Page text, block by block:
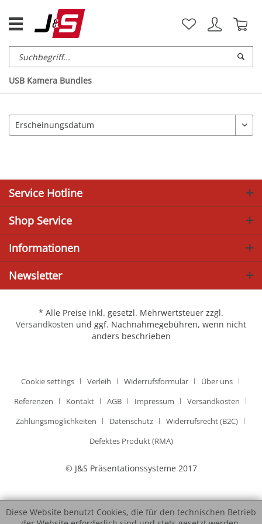
USB Kamera Bundles
Service Hotline
Shop Service
Informationen
Newsletter
* Alle Preise inkl. gesetzl. Mehrwertsteuer zzgl.
Versandkosten und ggf. Nachnahmegebühren, wenn nicht
anders beschrieben
Cookie settings Verleih Widerrufsformular
Über uns
Referenzen
Kontakt AGB Impressum
Versandkosten
Zahlungsmöglichkeiten
Datenschutz
Widerrufsrecht (B2C)
Defektes Produkt (RMA)
© J&S Präsentationssysteme 2017
Diese Website benutzt Cookies, die für den technischen Betrieb